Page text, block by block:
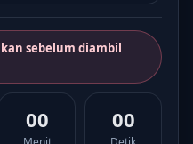
sebelum diambil
00 00